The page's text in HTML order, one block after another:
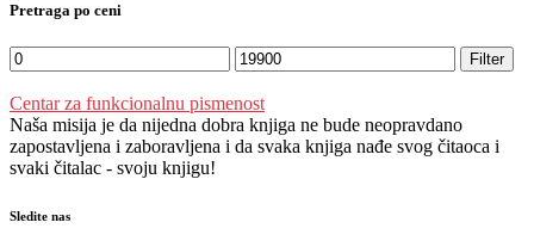
Pretraga po ceni
Filter
Centar za funkcionalnu pismenost
Naša misija je da nijedna dobra knjiga ne bude neopravdano
zapostavljena i zaboravljena i da svaka knjiga nađe svog čitaoca i
svaki čitalac - svoju knjigu!
Sledite nas